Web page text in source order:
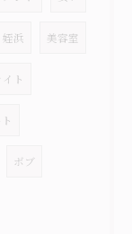
姪浜 美容室
ト
ボブ